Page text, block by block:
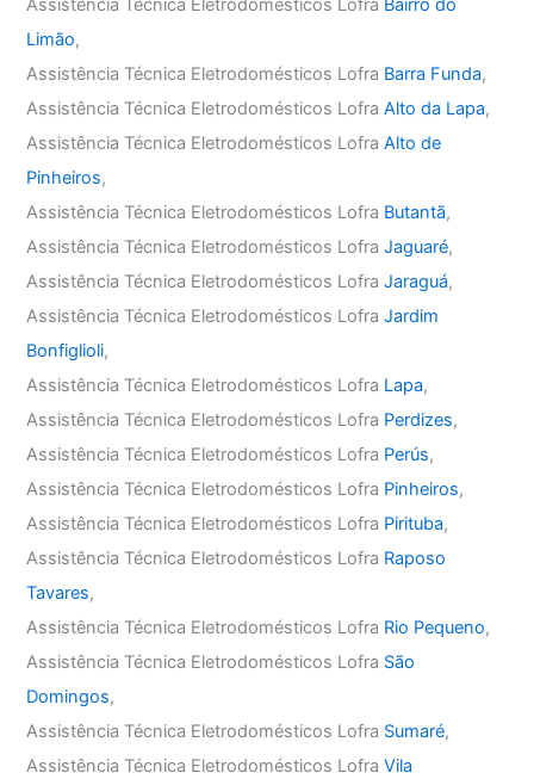
Assistência Técnica Eletrodomésticos Lofra Bairro do
Limão,
Assistência Técnica Eletrodomésticos Lofra Barra Funda,
Assistência Técnica Eletrodomésticos LofraAlto da Lapa,
Assistência Técnica Eletrodomésticos LofraAlto de
Pinheiros,
Assistência Técnica Eletrodomésticos Lofra Butantã,
Assistência Técnica Eletrodomésticos LofraJaguaré,
Assistência Técnica Eletrodomésticos LofraJaraguá,
Assistência Técnica Eletrodomésticos LofraJardim
Bonfiglioli,
Assistência Técnica Eletrodomésticos Lofra Lapa,
Assistência Técnica Eletrodomésticos Lofra Perdizes,
Assistência Técnica Eletrodomésticos Lofra Perús,
Assistência Técnica Eletrodomésticos Lofra Pinheiros,
Assistência Técnica Eletrodomésticos Lofra Pirituba,
Assistência Técnica Eletrodomésticos Lofra Raposo
Tavares,
Assistência Técnica Eletrodomésticos Lofra Rio Pequeno,
Assistência Técnica Eletrodomésticos Lofra São
Domingos,
Assistência Técnica Eletrodomésticos Lofra Sumaré,
Assistência Técnica Eletrodomésticos LofraVila